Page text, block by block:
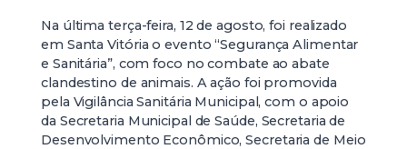
Na última terça-feira, 12 de agosto, foi realizado
em Santa Vitória o evento “Segurança Alimentar
e Sanitária”, com foco no combate ao abate
clandestino de animais. A ação foi promovida
pela Vigilância Sanitária Municipal, com o apoio
da Secretaria Municipal de Saúde, Secretaria de
Desenvolvimento Econômico, Secretaria de Meio